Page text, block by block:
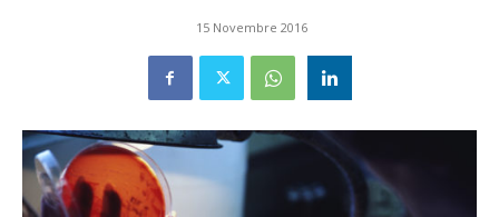
15 Novembre 2016